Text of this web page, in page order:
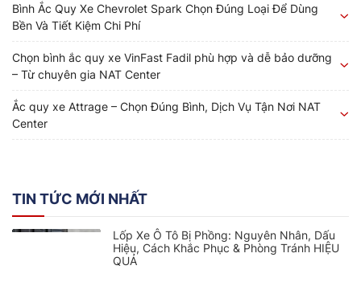
Bình Ắc Quy Xe Chevrolet Spark Chọn Đúng Loại Để Dùng
Bền Và Tiết Kiệm Chi Phí
Chọn bình ắc quy xe VinFast Fadil phù hợp và dễ bảo dưỡng
– Từ chuyên gia NAT Center
Ắc quy xe Attrage – Chọn Đúng Bình, Dịch Vụ Tận Nơi NAT
Center
TIN TỨC MỚI NHẤT
Lốp Xe Ô Tô Bị Phồng: Nguyên Nhân, Dấu
Hiệu, Cách Khắc Phục & Phòng Tránh HIỆU
QUẢ